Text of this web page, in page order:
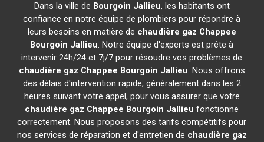
Dans la ville de Bourgoin Jallieu, les habitants ont
confiance en notre équipe de plombiers pour répondre à
leurs besoins en matière de chaudière gaz Chappee
Bourgoin Jallieu. Notre équipe d'experts est prête à
intervenir 24h/24 et 7j/7 pour résoudre vos problèmes de
chaudière gaz Chappee Bourgoin Jallieu. Nous offrons
des délais d'intervention rapide, généralement dans les 2
heures suivant votre appel, pour vous assurer que votre
chaudière gaz Chappee Bourgoin Jallieu fonctionne
correctement. Nous proposons des tarifs compétitifs pour
nos services de réparation et d'entretien de chaudière gaz